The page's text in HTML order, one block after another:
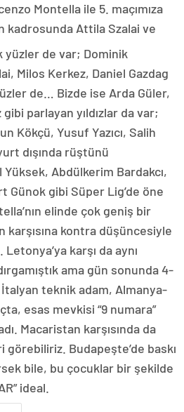
Montella ile 5. maçımıza
kadrosunda Attila Szalai ve
yüzler de var; Dominik
Milos Kerkez, Daniel Gazdag
de… Bizde ise Arda Güler,
gibi parlayan yıldızlar da var;
Kökçü, Yusuf Yazıcı, Salih
dışında rüştünü
Abdülkerim Bardakcı,
Günok gibi Süper Lig’de öne
elinde çok geniş bir
karşısına kontra düşüncesiyle
Letonya’ya karşı da aynı
ama gün sonunda 4-
teknik adam, Almanya-
esas mevkisi “9 numara”
Macaristan karşısında da
Budapeşte’de baskı
bile, bu çocuklar bir şekilde
ideal.